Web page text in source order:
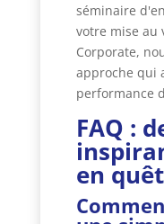
séminaire
votre mise au
Corporate,
approche qui
performance
FAQ :
en